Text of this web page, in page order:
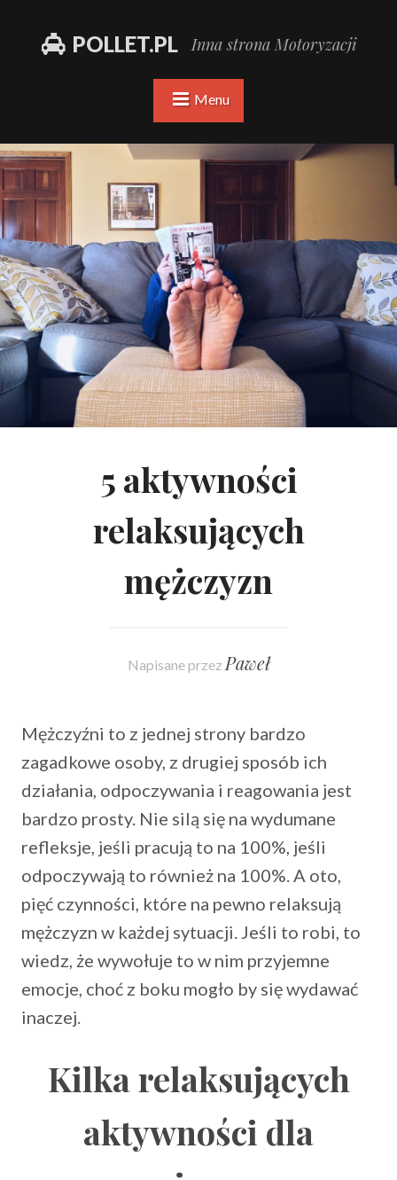
POLLET.PL Inna strona Motoryzacji
Menu
5 aktywności
relaksujących
mężczyzn
Napisane przez Paweł
Mężczyźni to z jednej strony bardzo
zagadkowe osoby, z drugiej sposób ich
działania, odpoczywania i reagowania jest
bardzo prosty. Nie silą się na wydumane
refleksje, jeśli pracują to na 100%, jeśli
odpoczywają to również na 100%. A oto,
pięć czynności, które na pewno relaksują
mężczyzn w każdej sytuacji. Jeśli to robi, to
wiedz, że wywołuje to w nim przyjemne
emocje, choć z boku mogło by się wydawać
inaczej.
Kilka relaksujących
aktywności dla